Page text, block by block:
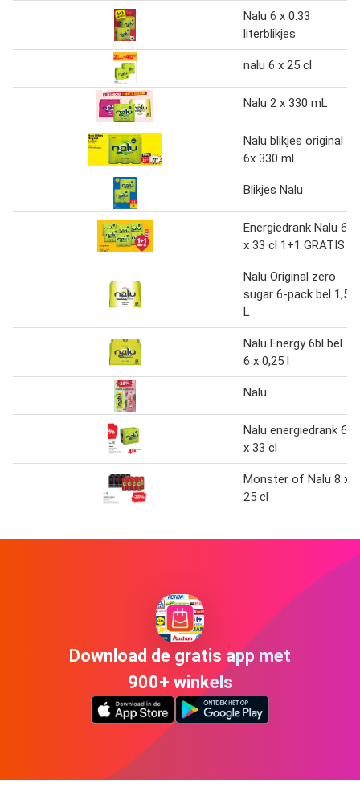
Nalu 6 x 0.33
literblikjes
nalu 6 x 25 cl
Nalu 2 x 330 mL
Nalu blikjes original
6x 330 ml
Blikjes Nalu
Energiedrank Nalu 6
x 33 cl 1+1 GRATIS
Nalu Original zero
sugar 6-pack bel 1,5
L
Nalu Energy 6bl bel
6 x 0,25 l
Nalu
Nalu energiedrank 6
x 33 cl
Monster of Nalu 8 x
25 cl
Download de gratis app met
900+ winkels